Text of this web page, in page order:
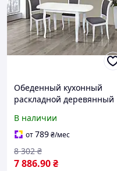
Обеденный кухонный
раскладной деревянный
овальный на кухню в
классическом стиле
Турин
В наличии
от789₴/мес
7 886.90₴
8 302 ₴